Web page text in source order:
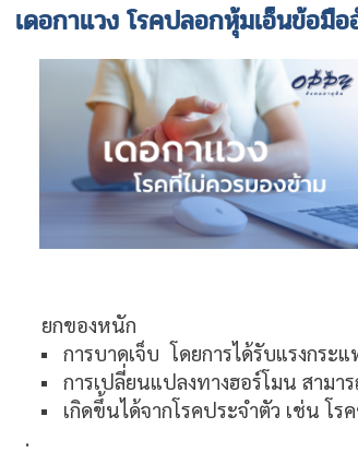
เดอกาแวง โรคปลอกหุ้มเอ็นข้อมือ
ยกของหนัก
การบาดเจ็บ โดยการได้รับแรงกร
การเปลี่ยนแปลงทางฮอร์โมน สาม
เกิดขึ้นได้จากโรคประจำตัว เช่น โร
.